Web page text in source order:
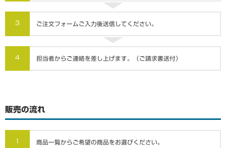
3 ご注文フォームご入力後送信してください。
4 担当者からご連絡を差し上げます。（ご請求書送付）
販売の流れ
1 商品一覧からご希望の商品をお選びください。